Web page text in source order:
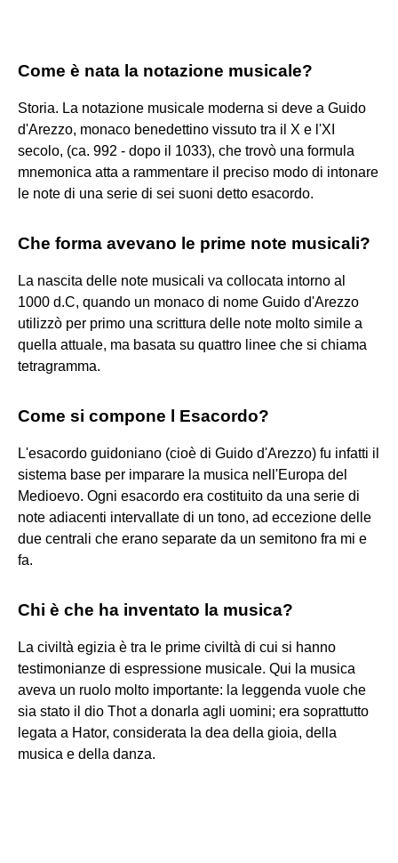
Come è nata la notazione musicale?
Storia. La notazione musicale moderna si deve a Guido
d'Arezzo, monaco benedettino vissuto tra il X e l'XI
secolo, (ca. 992 - dopo il 1033), che trovò una formula
mnemonica atta a rammentare il preciso modo di intonare
le note di una serie di sei suoni detto esacordo.
Che forma avevano le prime note musicali?
La nascita delle note musicali va collocata intorno al
1000 d.C, quando un monaco di nome Guido d'Arezzo
utilizzò per primo una scrittura delle note molto simile a
quella attuale, ma basata su quattro linee che si chiama
tetragramma.
Come si compone l Esacordo?
L'esacordo guidoniano (cioè di Guido d'Arezzo) fu infatti il
sistema base per imparare la musica nell'Europa del
Medioevo. Ogni esacordo era costituito da una serie di
note adiacenti intervallate di un tono, ad eccezione delle
due centrali che erano separate da un semitono fra mi e
fa.
Chi è che ha inventato la musica?
La civiltà egizia è tra le prime civiltà di cui si hanno
testimonianze di espressione musicale. Qui la musica
aveva un ruolo molto importante: la leggenda vuole che
sia stato il dio Thot a donarla agli uomini; era soprattutto
legata a Hator, considerata la dea della gioia, della
musica e della danza.